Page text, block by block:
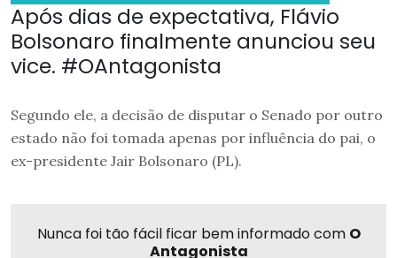
Após dias de expectativa, Flávio
Bolsonaro finalmente anunciou seu
vice. #OAntagonista
Segundo ele, a decisão de disputar o Senado por outro
estado não foi tomada apenas por influência do pai, o
ex-presidente Jair Bolsonaro (PL).
Nunca foi tão fácil ficar bem informado com O
Antagonista